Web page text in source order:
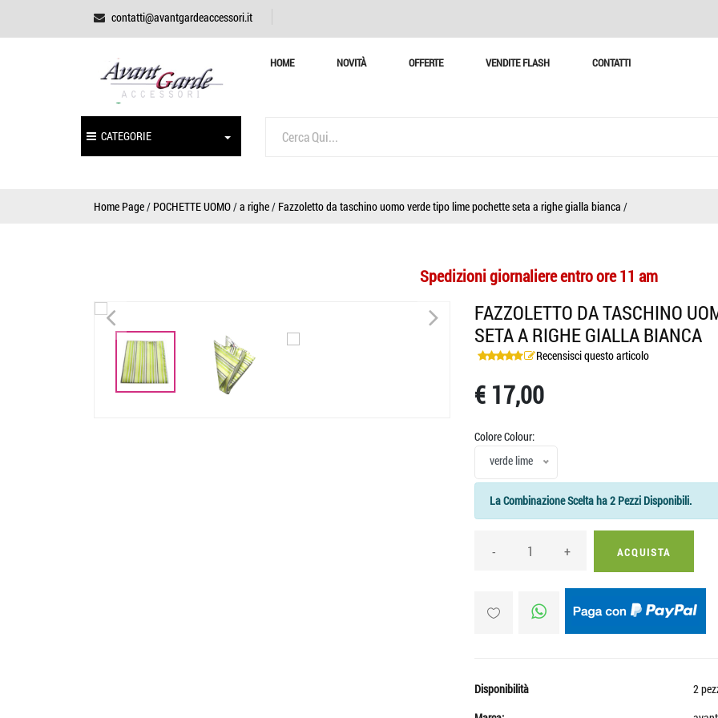
contatti@avantgardeaccessori.it
HOME NOVITÀ OFFERTE VENDITE FLASH CONTATTI
CATEGORIE
Home Page/ POCHETTE UOMO/a righe/ Fazzoletto da taschino uomo verde tipo lime pochette seta a righe gialla bianca /
Spedizioni giornaliere entro ore 11 am
< >
FAZZOLETTO DA TASCHINO
SETA A RIGHE GIALLA BIANCA
Recensisci questo articolo
€ 17,00
Colore Colour:
verde lime
La Combinazione Scelta ha 2 Pezzi Disponibili.
- + ACQUISTA
Disponibilità
2